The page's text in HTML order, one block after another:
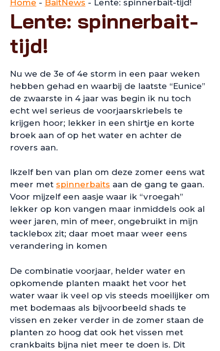
Home - BaitNews - Lente: spinnerbait-tijd!
Lente: spinnerbait-
tijd!
Nu we de 3e of 4e storm in een paar weken
hebben gehad en waarbij de laatste “Eunice”
de zwaarste in 4 jaar was begin ik nu toch
echt wel serieus de voorjaarskriebels te
krijgen hoor; lekker in een shirtje en korte
broek aan of op het water en achter de
rovers aan.
Ikzelf ben van plan om deze zomer eens wat
meer met spinnerbaits aan de gang te gaan.
Voor mijzelf een aasje waar ik “vroegah”
lekker op kon vangen maar inmiddels ook al
weer jaren, min of meer, ongebruikt in mijn
tacklebox zit; daar moet maar weer eens
verandering in komen
De combinatie voorjaar, helder water en
opkomende planten maakt het voor het
water waar ik veel op vis steeds moeilijker om
met bodemaas als bijvoorbeeld shads te
vissen en zeker verder in de zomer staan de
planten zo hoog dat ook het vissen met
crankbaits bijna niet meer te doen is. Dit